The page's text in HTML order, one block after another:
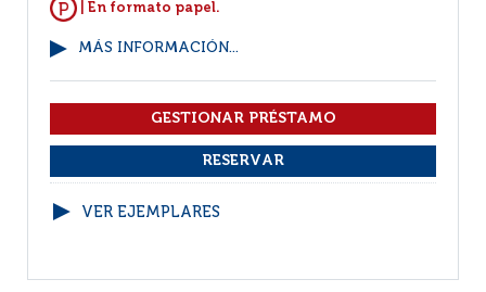
| En formato papel.
MÁS INFORMACIÓN...
VER EJEMPLARES